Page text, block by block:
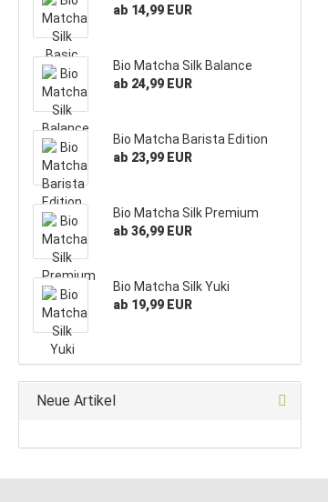
ab 14,99 EUR
Bio Matcha Silk Balance
ab 24,99 EUR
Bio Matcha Barista Edition
ab 23,99 EUR
Bio Matcha Silk Premium
ab 36,99 EUR
Bio Matcha Silk Yuki
ab 19,99 EUR
Neue Artikel